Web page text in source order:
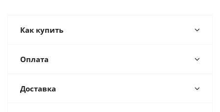
Как купить
Оплата
Доставка